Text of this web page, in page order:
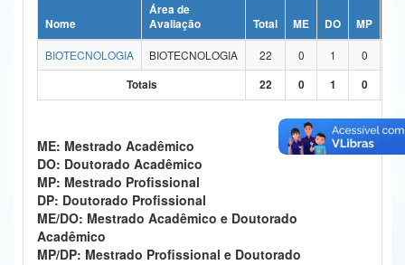
Ministério da Ciência, Tecnologia, Inovações e Comunicações
Ministério do Meio Ambiente
Controladoria-Geral da União
Ministério da Mulher, da Família e dos Direitos Humanos
Secretaria-Geral
Nome
Área de
Avaliação
Total ME DO MP
BIOTECNOLOGIA
BIOTECNOLOGIA 22 0 1 0
Totais
22 0 1 0
ME: Mestrado Acadêmico
DO: Doutorado Acadêmico
MP: Mestrado Profissional
DP: Doutorado Profissional
ME/DO: Mestrado Acadêmico e Doutorado
Acadêmico
MP/DP: Mestrado Profissional e Doutorado